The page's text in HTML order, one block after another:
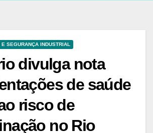
SEGURANÇA INDUSTRIAL
divulga nota
de saúde
risco de
no Rio